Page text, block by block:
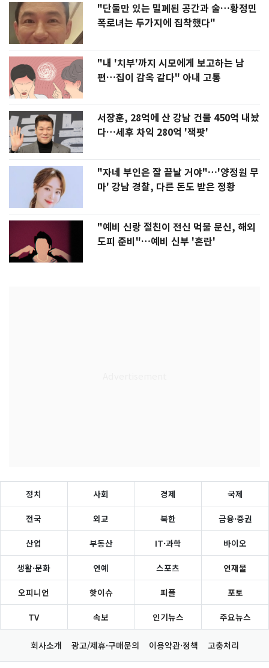
"단둘만 있는 밀폐된 공간과 술…황정민
폭로녀는 두가지에 집착했다"
"내 '치부'까지 시모에게 보고하는 남
편…집이 감옥 같다" 아내 고통
서장훈, 28억에 산 강남 건물 450억 내놨
다…세후 차익 280억 '잭팟'
"자네 부인은 잘 끝날 거야"…'양정원 무
마' 강남 경찰, 다른 돈도 받은 정황
"예비 신랑 절친이 전신 먹물 문신, 해외
도피 준비"…예비 신부 '혼란'
정치 사회 경제 국제
전국 외교 북한 금융·증권
산업 부동산 IT·과학 바이오
생활·문화 연예 스포츠 연재물
오피니언 핫이슈 피플 포토
TV 속보 인기뉴스 주요뉴스
회사소개 광고/제휴·구매문의 이용약관·정책 고충처리